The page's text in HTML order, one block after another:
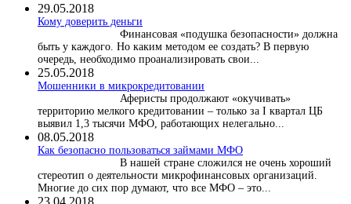
29.05.2018
Кому доверить деньги
Финансовая «подушка безопасности» должна
быть у каждого. Но каким методом ее создать? В первую
очередь, необходимо проанализировать свои...
25.05.2018
Мошенники в микрокредитовании
Аферисты продолжают «окучивать»
территорию мелкого кредитовании – только за I квартал ЦБ
выявил 1,3 тысячи МФО, работающих нелегально...
08.05.2018
Как безопасно пользоваться займами МФО
В нашей стране сложился не очень хороший
стереотип о деятельности микрофинансовых организаций.
Многие до сих пор думают, что все МФО – это...
23.04.2018